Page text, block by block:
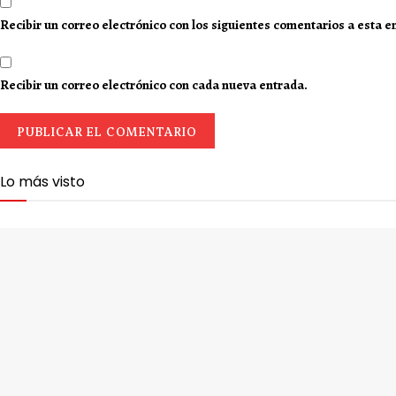
Recibir un correo electrónico con los siguientes comentarios a esta
Recibir un correo electrónico con cada nueva entrada.
Lo más visto